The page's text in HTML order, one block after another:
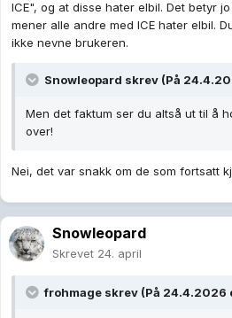
ICE", og at disse hater elbil. Det betyr
mener alle andre med ICE hater elbil.
ikke nevne brukeren.
Snowleopard skrev (På
Men det faktum ser du altså ut til å
over!
Nei, det var snakk om de som fortsatt
Snowleopard
Skrevet 24. april
frohmage skrev (På 24.4.2026